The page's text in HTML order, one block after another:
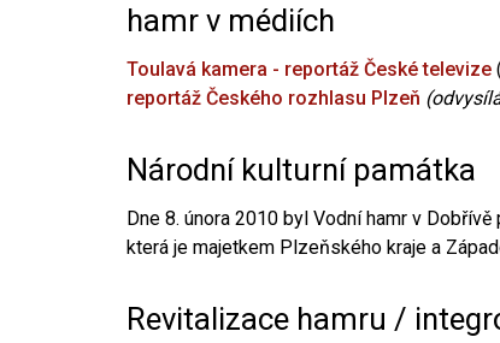
hamr v médiích
Toulavá kamera - reportáž České televize
reportáž Českého rozhlasu Plzeň
Národní kulturní památka
Dne 8. února 2010 byl Vodní hamr v
která je majetkem Plzeňského kraje a
Revitalizace hamru /